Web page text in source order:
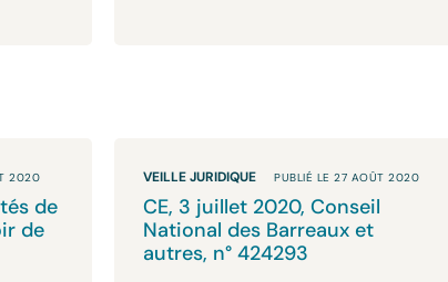
2020
de
de
VEILLE JURIDIQUE PUBLIÉ LE 27 AOÛT 2020
CE, 3 juillet 2020, Conseil
National des Barreaux et
autres, n° 424293